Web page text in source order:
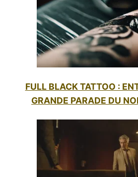
FULL BLACK TATTOO :
GRANDE PARADE DU